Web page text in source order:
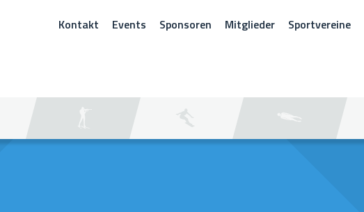
Kontakt Events Sponsoren Mitglieder Sportvereine